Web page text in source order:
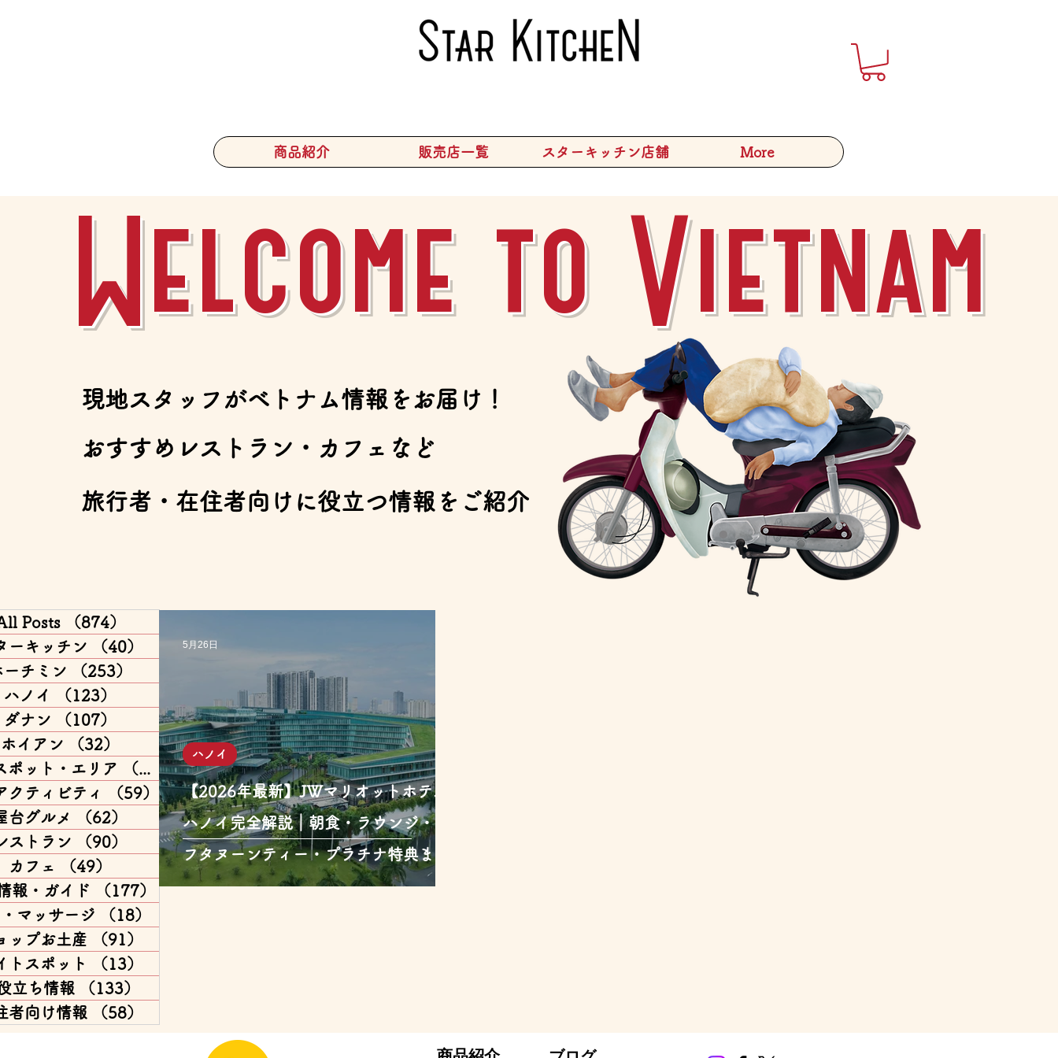
商品紹介 販売店一覧 スターキッチン店舗 More
Welcome to Vietnam
​現地スタッフがベトナム情報をお届け！
​おすすめレストラン・カフェなど
​旅行者・在住者向けに役立つ情報をご紹介
Posts （874）
ーキッチン
（40）
40件の記事
ーチミン
（253）
ハノイ
（123）
ダナン
（107）
107件の記事
ホイアン
（32）
32件の記事
ポット・エリア
（168）
168件の記事
クティビティ
（59） 59件の記事
台グルメ
（62）
62件の記事
ストラン
（90）
90件の記事
カフェ
（49）
49件の記事
報・ガイド
（177）
177件の記事
マッサージ
（18）
ップお土産
（91）
トスポット
（13）
立ち情報
（133）
者向け情報
（58）
【2026年最新】JWマリオットホテル
ハノイ完全解説｜朝食・ラウンジ・ア
フタヌーンティー・プラチナ特典まで
ハノイ
5月26日